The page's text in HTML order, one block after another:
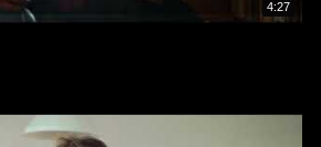
4:27